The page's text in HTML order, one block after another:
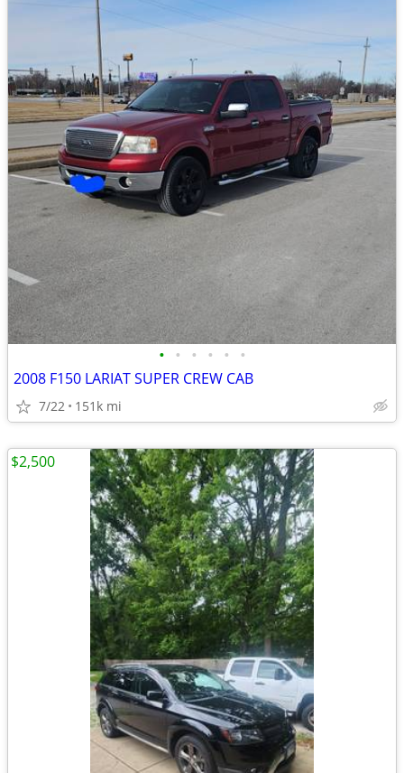
• • • • • •
2008 F150 LARIAT SUPER CREW CAB
7/22 151k mi
$2,500